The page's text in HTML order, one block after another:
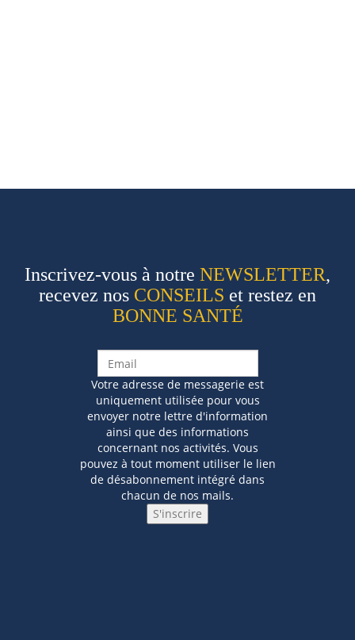
Inscrivez-vous à notre NEWSLETTER,
recevez nos CONSEILS et restez en
BONNE SANTÉ
Votre adresse de messagerie est
uniquement utilisée pour vous
envoyer notre lettre d'information
ainsi que des informations
concernant nos activités. Vous
pouvez à tout moment utiliser le lien
de désabonnement intégré dans
chacun de nos mails.